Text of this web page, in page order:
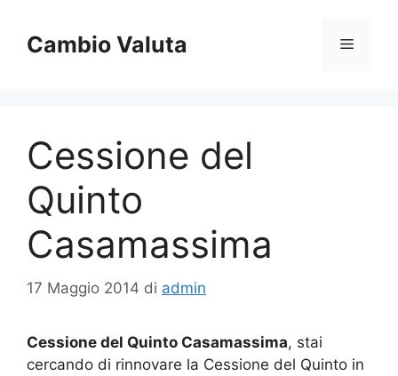
contenuto
Cambio Valuta Menu
Cessione del
Quinto
Casamassima
17 Maggio 2014 di admin
Cessione del Quinto Casamassima, stai
cercando di rinnovare la Cessione del Quinto in